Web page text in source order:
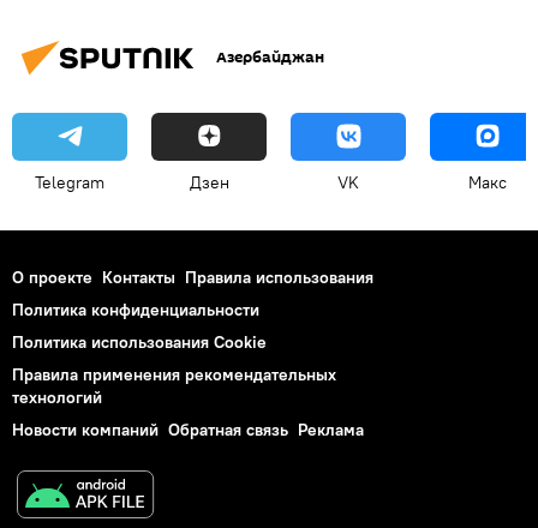
Азербайджан
Telegram Дзен VK Макс
О проекте Контакты Правила использования
Политика конфиденциальности
Политика использования Cookie
Правила применения рекомендательных
технологий
Новости компаний Обратная связь Реклама